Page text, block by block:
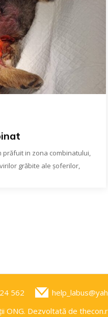
prăfuit in zona combinatului,
grăbite ale șoferilor,
562
ONG. Dezvoltată de